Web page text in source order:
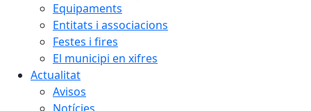
Equipaments
Entitats i associacions
Festes i fires
El municipi en xifres
Actualitat
Avisos